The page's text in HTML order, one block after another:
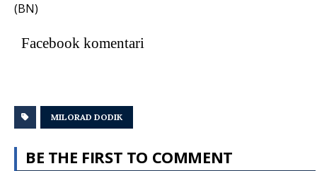
(BN)
Facebook komentari
MILORAD DODIK
BE THE FIRST TO COMMENT